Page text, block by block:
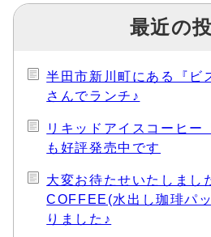
最近の
半田市新川町にある『ビ
さんでランチ♪
リキッドアイスコーヒー
も好評発売中です
大変お待たせいたしまし
COFFEE(水出し珈琲パ
りました♪